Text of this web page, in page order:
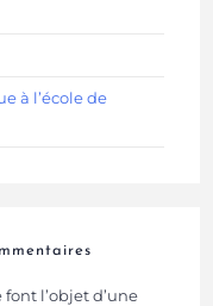
à l’école de
l’objet d’une